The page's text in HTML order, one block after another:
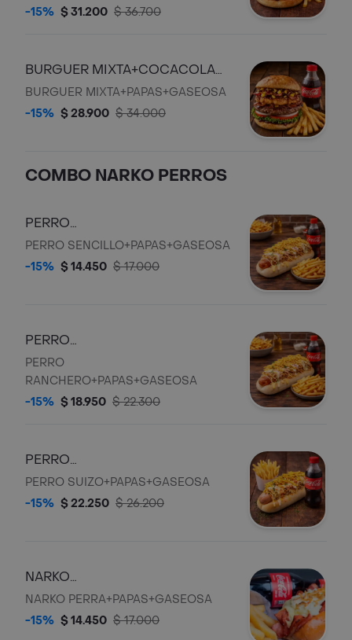
-15% $ 31.200 $ 36.700
BURGUER MIXTA+COCACOLA
250ML
BURGUER MIXTA+PAPAS+GASEOSA
-15% $ 28.900 $ 34.000
COMBO NARKO PERROS
PERRO
SENCILLO+PAPAS+COCACOLA
250ML
PERRO SENCILLO+PAPAS+GASEOSA
-15% $ 14.450 $ 17.000
PERRO
RANCHERO+PAPAS+COCACOLA
250ML
PERRO
RANCHERO+PAPAS+GASEOSA
-15% $ 18.950 $ 22.300
PERRO
SUIZO+PAPAS+COCACOLA
250ML
PERRO SUIZO+PAPAS+GASEOSA
-15% $ 22.250 $ 26.200
NARKO
PERRA+PAPAS+COCACOLA
250ML
NARKO PERRA+PAPAS+GASEOSA
-15% $ 14.450 $ 17.000